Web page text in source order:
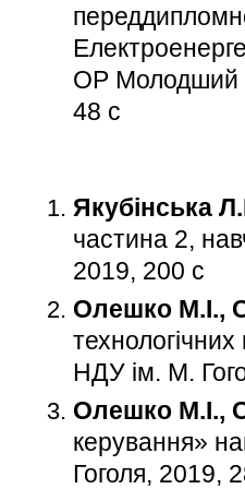
ОР Молодший
48 с
Якубінська
частина 2,
2019, 200 с
Олешко М.І.,
НДУ ім. М.
Олешко М.І.,
керування»
Гоголя, 2019,